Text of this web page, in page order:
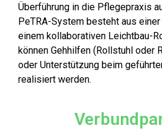
Überführung in die Pflegepraxis
PeTRA-System besteht aus
einem kollaborativen Leichtbau-
können Gehhilfen (Rollstuhl oder
oder Unterstützung beim
realisiert werden.